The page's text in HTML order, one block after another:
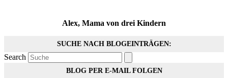
Alex, Mama von drei Kindern
SUCHE NACH BLOGEINTRÄGEN:
Search
BLOG PER E-MAIL FOLGEN